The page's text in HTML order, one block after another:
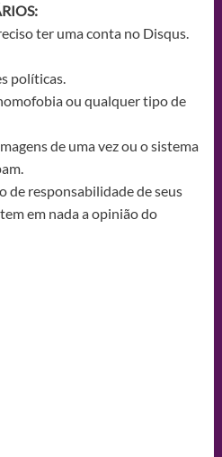
ter uma conta no Disqus.
políticas.
ou qualquer tipo de
de uma vez ou o sistema
de responsabilidade de seus
em nada a opinião do